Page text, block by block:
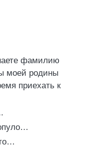
фамилию
моей родины
приехать к